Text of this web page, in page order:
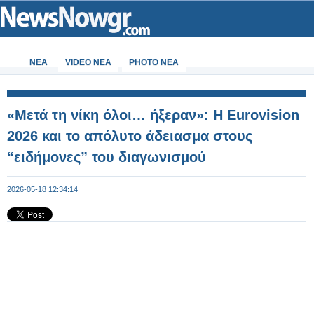
ΝΕΑ VIDEO NEA PHOTO NEA
«Μετά τη νίκη όλοι… ήξεραν»: Η Eurovision
2026 και το απόλυτο άδειασμα στους
“ειδήμονες” του διαγωνισμού
2026-05-18 12:34:14